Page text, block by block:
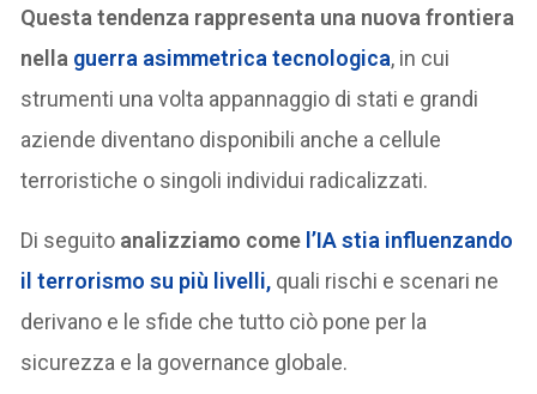
Questa tendenza rappresenta una nuova frontiera
nella guerra asimmetrica tecnologica, in cui
strumenti una volta appannaggio di stati e grandi
aziende diventano disponibili anche a cellule
terroristiche o singoli individui radicalizzati.
Di seguito analizziamo come l’IA stia influenzando
il terrorismo su più livelli, quali rischi e scenari ne
derivano e le sfide che tutto ciò pone per la
sicurezza e la governance globale.